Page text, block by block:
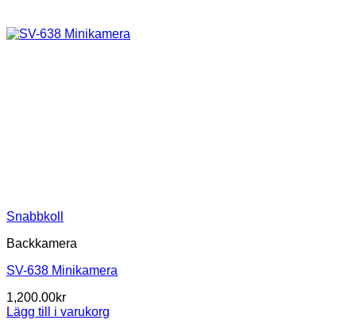
Snabbkoll
Backkamera
SV-638 Minikamera
1,200.00kr
Lägg till i varukorg